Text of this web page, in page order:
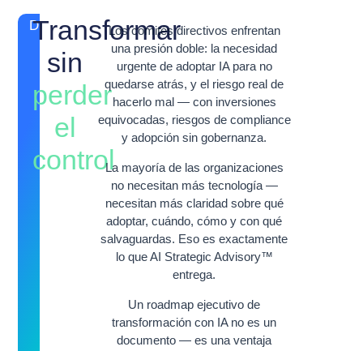
DESAFÍO
Transformar
sin
perder
el
control
Los comités directivos enfrentan
una presión doble: la necesidad
urgente de adoptar IA para no
quedarse atrás, y el riesgo real de
hacerlo mal — con inversiones
equivocadas, riesgos de compliance
y adopción sin gobernanza.
La mayoría de las organizaciones
no necesitan más tecnología —
necesitan más claridad sobre qué
adoptar, cuándo, cómo y con qué
salvaguardas. Eso es exactamente
lo que AI Strategic Advisory™
entrega.
Un roadmap ejecutivo de
transformación con IA no es un
documento — es una ventaja